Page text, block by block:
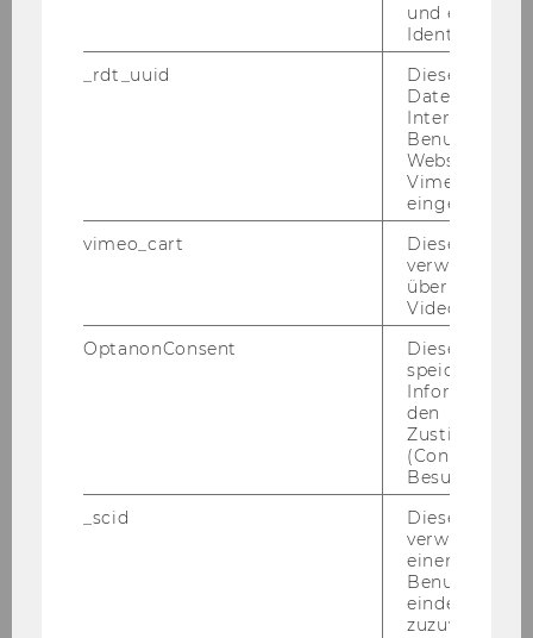
Alyssa Schneebaum
Nadine Thielemann
Marcel Bilger
Sabrina Kirrane
und einen
_rdt_uuid
Dieses
Daten über
Interaktionen
Websites, auf
Vimeo-Video
eingebettet
vimeo_cart
Dieses
verwendet,
überprüfen,
Video
OptanonConsent
Dieses Cookie
speichert
den
(Consent)
Besuchers.
_scid
Dieses
verwendet,
einem/einer
Benutzer*in
eindeutige ID
zuzuweisen